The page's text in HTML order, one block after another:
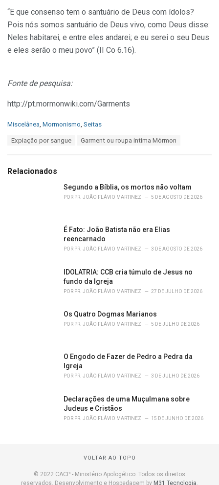
“E que consenso tem o santuário de Deus com ídolos?
Pois nós somos santuário de Deus vivo, como Deus disse:
Neles habitarei, e entre eles andarei; e eu serei o seu Deus
e eles serão o meu povo” (II Co 6.16).
Fonte de pesquisa:
http://pt.mormonwiki.com/Garments
C
o
Miscelânea Mormonismo Seitas
:
Expiação por sangue Garment ou roupa íntima Mórmon
Relacionados
Segundo a Bíblia, os mortos não voltam
POR PR. JOÃO FLÁVIO MARTINEZ 5 DE AGOSTO DE 2026
É Fato: João Batista não era Elias
reencarnado
POR PR. JOÃO FLÁVIO MARTINEZ 3 DE AGOSTO DE 2026
IDOLATRIA: CCB cria túmulo de Jesus no
fundo da Igreja
POR PR. JOÃO FLÁVIO MARTINEZ 27 DE JULHO DE 2026
Os Quatro Dogmas Marianos
POR PR. JOÃO FLÁVIO MARTINEZ 5 DE JULHO DE 2026
O Engodo de Fazer de Pedro a Pedra da
Igreja
POR PR. JOÃO FLÁVIO MARTINEZ 3 DE JULHO DE 2026
Declarações de uma Muçulmana sobre
Judeus e Cristãos
POR PR. JOÃO FLÁVIO MARTINEZ 15 DE JUNHO DE 2026
VOLTAR AO TOPO
© 2022 CACP - Ministério Apologético. Todos os direitos
reservados. Desenvolvimento e Hospedagem by M31 Tecnologia.